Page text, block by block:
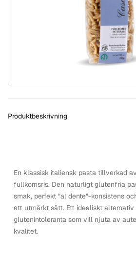
Produktbeskrivning
En klassisk italiensk pasta tillverkad
fullkornsris. Den naturligt glutenfria
smak, perfekt “al dente”-konsistens
ett utmärkt sätt. Ett idealiskt
glutenintoleranta som vill njuta av
kvalitet.